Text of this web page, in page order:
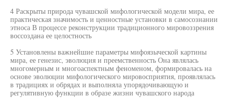
4 Раскрыты природа чувашской мифологической модели мира, ее
практическая значимость и ценностные установки в самосознании
этноса В процессе реконструкции традиционного мировоззрения
воссоздана ее целостность
5 Установлены важнейшие параметры мифоязыческой картины
мира, ее генезис, эволюция и преемственность Она являлась
многомерным и многоаспектным феноменом, формировалась на
основе эволюции мифологического мировосприятия, проявлялась
в традициях и обрядах и выполняла упорядочивающую и
регулятивную функции в образе жизни чувашского народа